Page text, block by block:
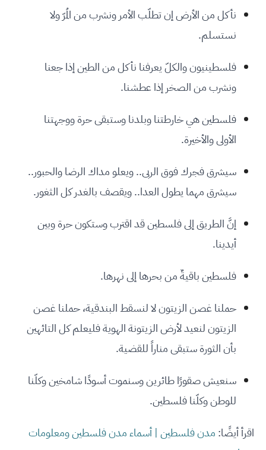
نأكل من الأرض إن تطلّب الأمر ونشرب من المُرّ ولا
نستسلم.
فلسطينيون والكلّ يعرفنا نأكل من الطين إذا جعنا
ونشرب من الصخر إذا عطشنا.
فلسطين هي خارطتنا وبلدنا وستبقى حرة ووجهتنا
الأولى والأخيرة.
سيشرق فجرك فوق الربى.. ويعلو مداك الرضا والحبور..
سيشرق مهما يطول العدا.. ويقصف بالغدر كل الثغور.
إنَّ الطريق إلى فلسطين قد اقترب وستكون حرة وبين
أيدينا.
فلسطين باقيةٌ من بحرها إلى نهرها.
حملنا غصن الزيتون لا لنسقط البندقية، حملنا غصن
الزيتون لنعيد لأرض الزيتونة الهوية فليعلم كل التائهين
بأن الثورة ستبقى مناراً للقضية.
سنعيش صقورًا طائرين وسنموت أسودًا شامخين وكلّنا
للوطن وكلّنا فلسطين.
اقرأ أيضًا: مدن فلسطين | أسماء مدن فلسطين ومعلومات